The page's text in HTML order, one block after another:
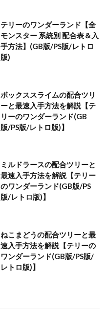
テリーのワンダーランド【全
モンスター 系統別 配合表＆入
手方法】(GB版/PS版/レトロ
版)
ボックススライムの配合ツリ
ーと最速入手方法を解説【テ
リーのワンダーランド(GB
版/PS版/レトロ版)】
ミルドラースの配合ツリーと
最速入手方法を解説【テリー
のワンダーランド(GB版/PS
版/レトロ版)】
ねこまどうの配合ツリーと最
速入手方法を解説【テリーの
ワンダーランド(GB版/PS版/
レトロ版)】